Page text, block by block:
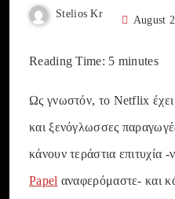
Stelios Kr
August
Reading Time: 5 minutes
Ως γνωστόν, το Netflix έχει
και ξενόγλωσσες
κάνουν τεράστια επιτυχία -
Papel αναφερόμαστε- και